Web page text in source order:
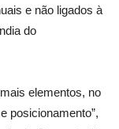
e não ligados à
do
elementos, no
posicionamento”,